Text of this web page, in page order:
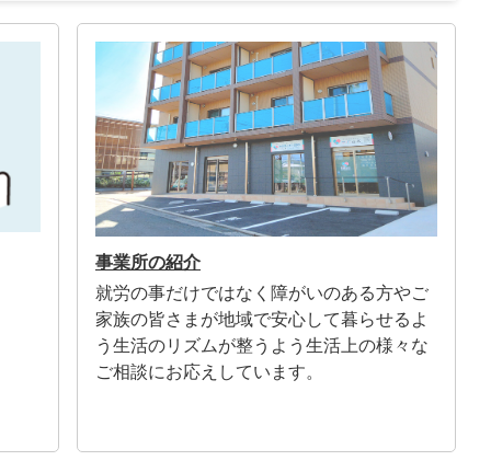
事業所の紹介
就労の事だけではなく障がいのある方やご
家族の皆さまが地域で安心して暮らせるよ
う生活のリズムが整うよう生活上の様々な
ご相談にお応えしています。